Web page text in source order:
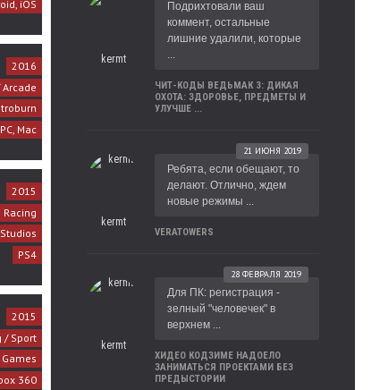
iOS
2016
Arcade
PC, Mac
2015
Racing
PS4
2015
/ Sport
360
kermt
Подрихтовали ваш
коммент, остальные
лишние удалили, которые
...
ЧИТ-КОДЫ ВЕДЬМАК 3: ДИКАЯ
ОХОТА: ЗДОРОВЬЕ, ПРЕДМЕТЫ И
УЛУЧШЕ ...
kermt
21 ИЮНЯ 2019
Ребята, если обещают, то
делают. Отлично, ждем
новые режимы ...
VERATOWERS
kermt
28 ФЕВРАЛЯ 2019
Для ПК: регистрация -
зелный "человечек" в
верхнем ...
ХИДЕО КОДЗИМЕ НАДОЕЛО
ЗАНИМАТЬСЯ ПРОЕКТАМИ БЕЗ
ПРЕДЫСТОРИИ